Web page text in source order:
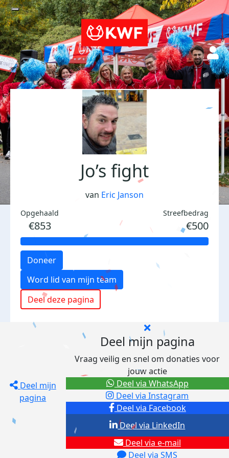
Jo’s fight
van Eric Janson
Opgehaald
€853
Streefbedrag
€500
Doneer
Word lid van mijn team
Deel deze pagina
Deel mijn
pagina
Deel mijn pagina
Vraag veilig en snel om donaties voor
jouw actie
Deel via Facebook
Deel via Instagram
Deel via e-mail
Deel via SMS
Deel via LinkedIn
Deel via WhatsApp